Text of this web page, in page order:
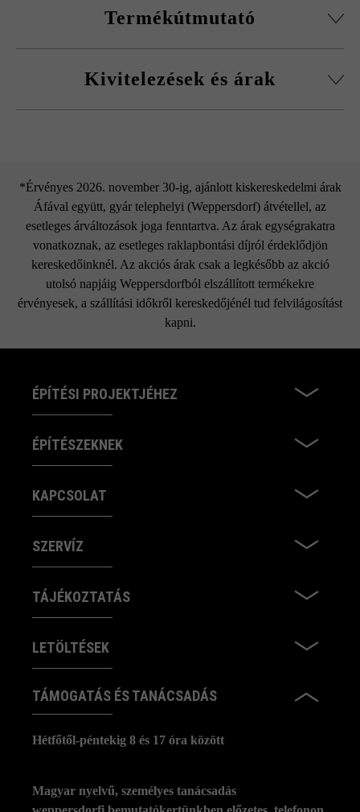
Termékútmutató
A nagy teljesítményű beton élő természetes termék. A kis
az összes formátum külön-külön szállítható
Különböző formátumok használata esetén gyártási okok
miatt színeltérések adódhatnak.
Kivitelezések és árak
*Érvényes 2026. november 30-ig, ajánlott kiskereskedelmi árak
Áfával együtt, gyár telephelyi (Weppersdorf) átvétellel, az
esetleges árváltozások joga fenntartva. Az árak egységrakatra
vonatkoznak, az esetleges raklapbontási díjról érdeklődjön
kereskedőinknél. Az akciós árak csak a legkésőbb az akció
utolsó napjáig Weppersdorfból elszállított termékekre
érvényesek, a szállítási időkről kereskedőjénél tud felvilágosítást
kapni.
ÉPÍTÉSI PROJEKTJÉHEZ
ÉPÍTÉSZEKNEK
KAPCSOLAT
SZERVÍZ
TÁJÉKOZTATÁS
LETÖLTÉSEK
TÁMOGATÁS ÉS TANÁCSADÁS
Hétfőtől-péntekig 8 és 17 óra között
Magyar nyelvű, személyes tanácsadás